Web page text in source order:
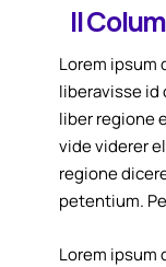
II
Lorem ipsum
liberavisse id
liber regione
vide viderer
regione
petentium.
Lorem ipsum